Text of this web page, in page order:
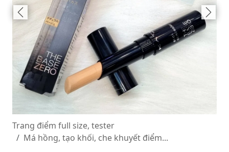
Trang điểm full size, tester
Má hồng, tạo khối, che khuyết điểm...